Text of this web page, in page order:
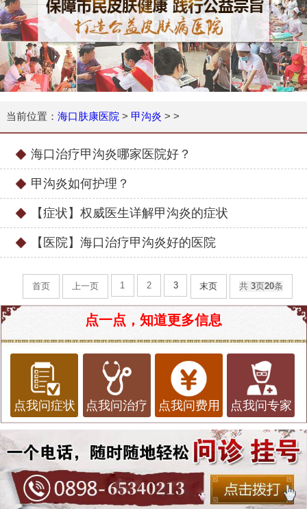
当前位置： 海口肤康医院 > 甲沟炎 > >
海口治疗甲沟炎哪家医院好？
甲沟炎如何护理？
【症状】权威医生详解甲沟炎的症状
【医院】海口治疗甲沟炎好的医院
首页 上一页 1 2 3 末页 共 3页20条
点一点，知道更多信息
点我问症状 点我问治疗 点我问费用 点我问专家